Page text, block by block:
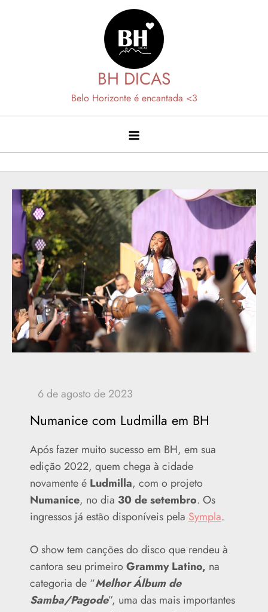
BH DICAS
Belo Horizonte é encantada <3
Numanice com Ludmilla em BH
Após fazer muito sucesso em BH, em sua
edição 2022, quem chega à cidade
novamente é Ludmilla, com o projeto
Numanice, no dia 30 de setembro. Os
ingressos já estão disponíveis pela Sympla.
O show tem canções do disco que rendeu à
cantora seu primeiroGrammy Latino, na
categoria de “Melhor Álbum de
Samba/Pagode”, uma das mais importantes